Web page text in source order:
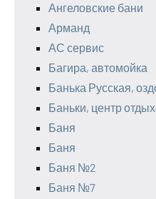
Ангеловские бани
Арманд
АС сервис
Багира, автомойка
Банька Русская,
Баньки, центр
Баня
Баня
Баня №2
Баня №7